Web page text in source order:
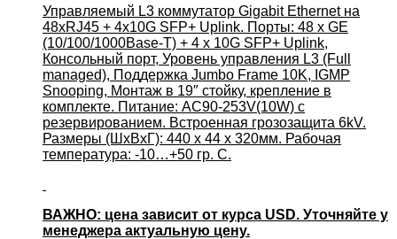
Управляемый L3 коммутатор Gigabit Ethernet на
48xRJ45 + 4x10G SFP+ Uplink. Порты: 48 x GE
(10/100/1000Base-T) + 4 x 10G SFP+ Uplink,
Консольный порт, Уровень управления L3 (Full
managed), Поддержка Jumbo Frame 10K, IGMP
Snooping, Монтаж в 19″ стойку, крепление в
комплекте. Питание: AC90-253V(10W) c
резервированием. Встроенная грозозащита 6kV.
Размеры (ШхВхГ): 440 x 44 x 320мм. Рабочая
температура: -10…+50 гр. С.
ВАЖНО: цена зависит от курса USD. Уточняйте у
менеджера актуальную цену.